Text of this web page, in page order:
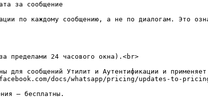
за сообщение
по каждому сообщению, а не по диалогам. Это
пределами 24 часового окна).<br>
для сообщений Утилит и Аутентификации и
docs/whatsapp/pricing/updates-to-
— бесплатны.